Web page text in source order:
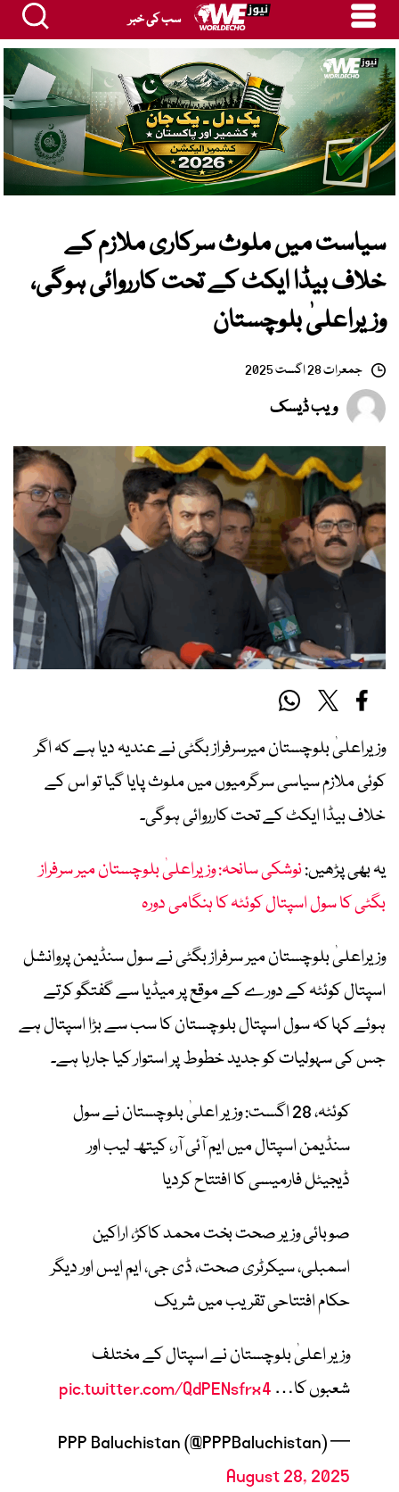
سب کی خبر
سیاست میں ملوث سرکاری ملازم کے
خلاف بیڈا ایکٹ کے تحت کارروائی ہوگی،
وزیراعلیٰ بلوچستان
جمعرات 28 اگست 2025
ویب ڈیسک
وزیراعلیٰ بلوچستان میرسرفراز بگٹی نے عندیہ دیا ہے کہ اگر
کوئی ملازم سیاسی سرگرمیوں میں ملوث پایا گیا تو اس کے
خلاف بیڈا ایکٹ کے تحت کارروائی ہوگی۔
یہ بھی پڑھیں:نوشکی سانحہ: وزیراعلیٰ بلوچستان میر سرفراز
بگٹی کا سول اسپتال کوئٹہ کا ہنگامی دورہ
وزیراعلیٰ بلوچستان میر سرفراز بگٹی نے سول سنڈیمن پروانشل
اسپتال کوئٹہ کے دورے کے موقع پر میڈیا سے گفتگو کرتے
ہوئے کہا کہ سول اسپتال بلوچستان کا سب سے بڑا اسپتال ہے
جس کی سہولیات کو جدید خطوط پر استوار کیا جارہا ہے۔
کوئٹہ، 28 اگست: وزیر اعلیٰ بلوچستان نے سول
سنڈیمن اسپتال میں ایم آئی آر، کیتھ لیب اور
ڈیجیٹل فارمیسی کا افتتاح کردیا
صوبائی وزیر صحت بخت محمد کاکڑ، اراکین
اسمبلی، سیکرٹری صحت، ڈی جی، ایم ایس اور دیگر
حکام افتتاحی تقریب میں شریک
وزیر اعلیٰ بلوچستان نے اسپتال کے مختلف
شعبوں کا… pic.twitter.com/QdPENsfrx4
— PPP Baluchistan (@PPPBaluchistan)
August 28, 2025